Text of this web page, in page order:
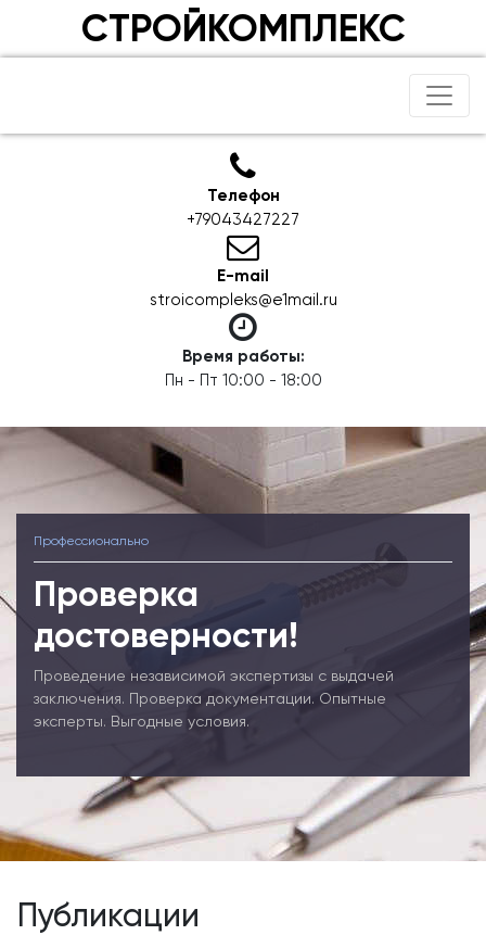
СТРОЙКОМПЛЕКС
Телефон
+79043427227
E-mail
stroicompleks@e1mail.ru
Время работы:
Пн - Пт 10:00 - 18:00
Профессионально
Проверка
достоверности!
Проведение независимой экспертизы с выдачей
заключения. Проверка документации. Опытные
эксперты. Выгодные условия.
Публикации